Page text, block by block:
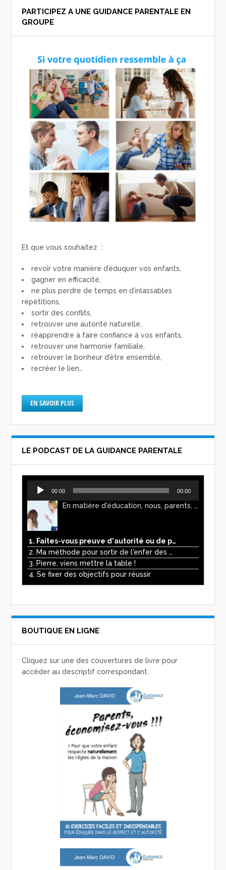
PARTICIPEZ A UNE GUIDANCE PARENTALE EN
GROUPE
Et que vous souhaitez :
revoir votre manière d’éduquer vos enfants,
gagner en efficacité,
ne plus perdre de temps en d’inlassables
répétitions,
sortir des conflits,
retrouver une autorité naturelle,
réapprendre à faire confiance à vos enfants,
retrouver une harmonie familiale,
retrouver le bonheur d’être ensemble,
recréer le lien…
EN SAVOIR PLUS
LE PODCAST DE LA GUIDANCE PARENTALE
Lecteur
audio
00:00 00:00
En matière d'éducation, nous, parents, avons l'impression de faire preuve d'autorité. Mais n'est-ce pas, parfois, plutôt un jeu de pouvoir ? Ce podcast vous permettra d'y voir plus clair !
1. Faites-vous preuve d'autorité ou de pouvoir avec vos enfants ?
2. Ma méthode pour sortir de l'enfer des écrans
3. Pierre, viens mettre la table !
4. Se fixer des objectifs pour réussir
BOUTIQUE EN LIGNE
Cliquez sur une des couvertures de livre pour
accéder au descriptif correspondant.